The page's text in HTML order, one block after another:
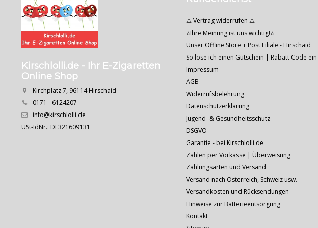
Kirschlolli.de - Ihr E-Zigaretten
Online Shop
Kirchplatz 7, 96114 Hirschaid
0171 - 6124207
info@kirschlolli.de
USt-IdNr.: DE321609131
⚠️ Vertrag widerrufen ⚠️
⭐Ihre Meinung ist uns wichtig!⭐
Unser Offline Store + Post Filiale - Hirschaid
So löse ich einen Gutschein | Rabatt Code ein
Impressum
AGB
Widerrufsbelehrung
Datenschutzerklärung
Jugend- & Gesundheitsschutz
DSGVO
Garantie - bei Kirschlolli.de
Zahlen per Vorkasse | Überweisung
Zahlungsarten und Versand
Versand nach Österreich, Schweiz usw.
Versandkosten und Rücksendungen
Hinweise zur Batterieentsorgung
Kontakt